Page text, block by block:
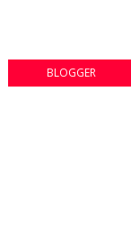
BLOGGER